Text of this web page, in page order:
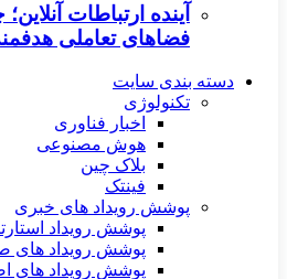
آینده ارتباطات
فضاهای تعاملی
دسته بندی سایت
تکنولوژی
اخبار فناوری
هوش مصنوعی
بلاک چین
فینتک
پوشش رویداد های خبری
پوشش رویداد
پوشش رویداد های
پوشش رویداد های